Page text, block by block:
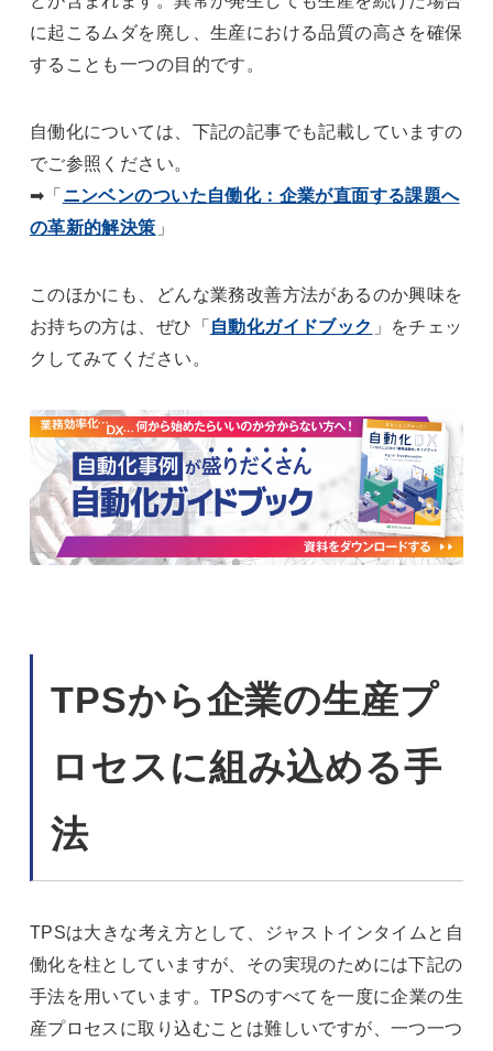
に起こるムダを廃し、生産における品質の高さを確保
することも一つの目的です。
自働化については、下記の記事でも記載していますの
でご参照ください。
➡「ニンベンのついた自働化：企業が直面する課題へ
の革新的解決策 」
このほかにも、どんな業務改善方法があるのか興味を
お持ちの方は、ぜひ「自動化ガイドブック 」をチェッ
クしてみてください。
TPSから企業の生産プ
ロセスに組み込める手
法
TPSは大きな考え方として、ジャストインタイムと自
働化を柱としていますが、その実現のためには下記の
手法を用いています。TPSのすべてを一度に企業の生
産プロセスに取り込むことは難しいですが、一つ一つ